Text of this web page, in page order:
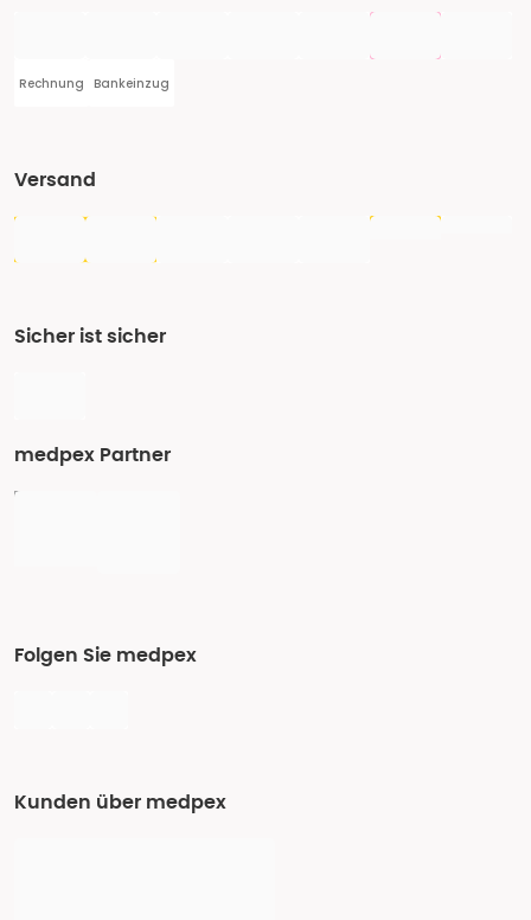
Rechnung Bankeinzug
Versand
Sicher ist sicher
medpex Partner
Folgen Sie medpex
Kunden über medpex